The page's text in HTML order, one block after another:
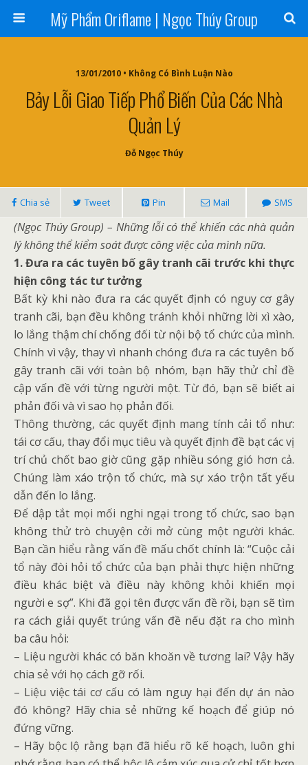
Mỹ Phẩm Oriflame | Ngọc Thúy Group
13/01/2010 • Không Có Bình Luận Nào
Bảy Lỗi Giao Tiếp Phổ Biến Của Các Nhà
Quản Lý
Đỗ Ngọc Thúy
Chia sẻ Tweet Pin Mail SMS
(Ngọc Thúy Group) – Những lỗi có thể khiến các nhà quản
lý không thể kiểm soát được công việc của mình nữa.
1. Đưa ra các tuyên bố gây tranh cãi trước khi thực
hiện công tác tư tưởng
Bất kỳ khi nào đưa ra các quyết định có nguy cơ gây
tranh cãi, bạn đều không tránh khỏi những lời xì xào,
lo lắng thậm chí chống đối từ nội bộ tổ chức của mình.
Chính vì vậy, thay vì nhanh chóng đưa ra các tuyên bố
gây tranh cãi với toàn bộ nhóm, bạn hãy thử chỉ đề
cập vấn đề với từng người một. Từ đó, bạn sẽ biết ai
phản đối và vì sao họ phản đối.
Thông thường, các quyết định mang tính cải tổ như:
tái cơ cấu, thay đổi mục tiêu và quyết định đề bạt các vị
trí chủ chốt bao giờ cũng gặp nhiều sóng gió hơn cả.
Chúng làm xáo trộn tổ chức, mà sự xáo trộn tất yếu
dẫn đến lo lắng.
Để dập tắt mọi mối nghi ngại trong tổ chức, sao bạn
không thử trò chuyện cởi mở cùng một người khác.
Bạn cần hiểu rằng vấn đề mấu chốt chính là: “Cuộc cải
tổ này đòi hỏi tổ chức của bạn phải thực hiện những
điều khác biệt và điều này không khỏi khiến mọi
người e sợ”. Khi đã gọi tên được vấn đề rồi, bạn sẽ tìm
ra cách giải quyết trúng vấn đề nếu đặt ra cho mình
ba câu hỏi:
– Liệu người khác có băn khoăn về tương lai? Vậy hãy
chia sẻ với họ cách gỡ rối.
– Liệu việc tái cơ cấu có làm nguy hại đến dự án nào
đó không? Hãy chia sẻ những kế hoạch để giúp nó
đứng vững.
– Hãy bộc lộ rằng bạn đã hiểu rõ kế hoạch, luôn ghi